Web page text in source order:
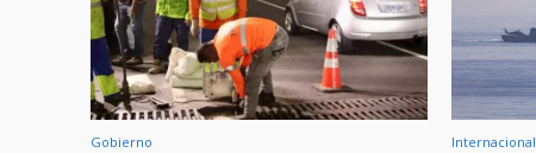
Gobierno Internacional